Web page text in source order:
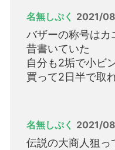
名無しぷく 2021/
バザーの称号はカ
昔書いていた
自分も2垢で小ビ
買って2日半で取
名無しぷく 2021/
伝説の大商人狙っ